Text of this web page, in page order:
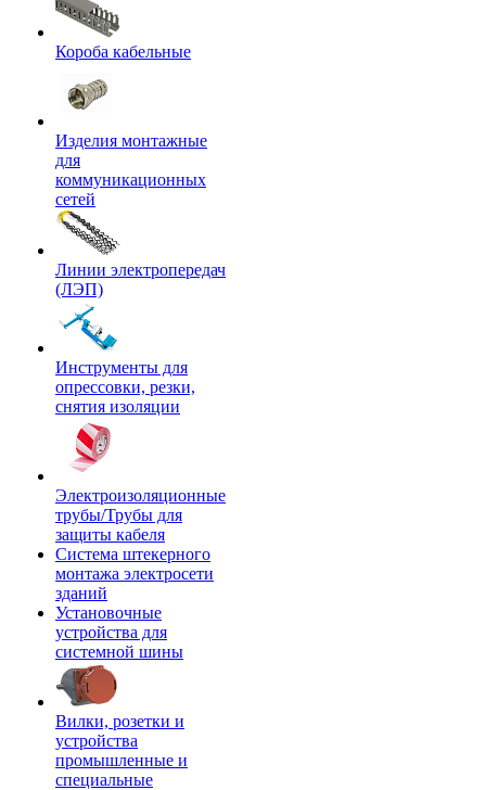
Короба кабельные
Изделия монтажные
для
коммуникационных
сетей
Линии электропередач
(ЛЭП)
Инструменты для
опрессовки, резки,
снятия изоляции
Электроизоляционные
трубы/Трубы для
защиты кабеля
Система штекерного
монтажа электросети
зданий
Установочные
устройства для
системной шины
Вилки, розетки и
устройства
промышленные и
специальные